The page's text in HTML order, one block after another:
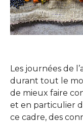
Les journées de
durant tout le
de mieux faire
et en particulier
ce cadre, des